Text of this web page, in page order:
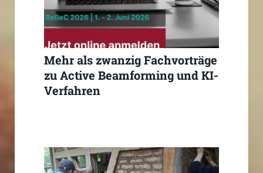
Mehr als zwanzig Fachvorträge
zu Active Beamforming und KI-
Verfahren